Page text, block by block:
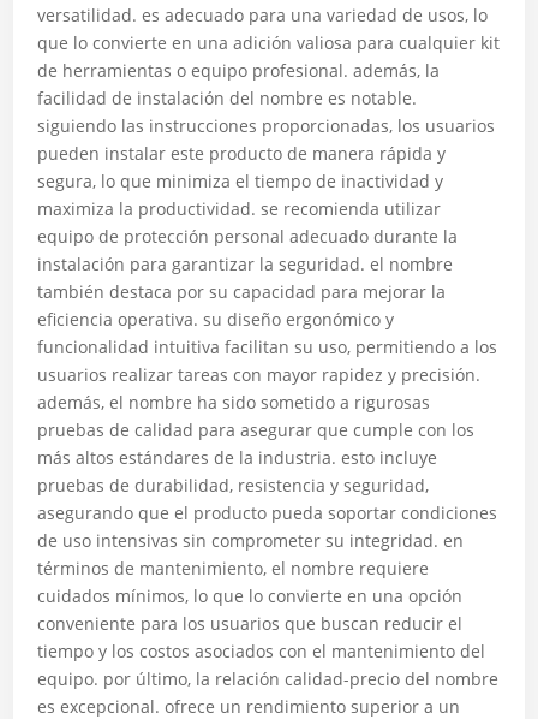
versatilidad. es adecuado para una variedad de usos, lo
que lo convierte en una adición valiosa para cualquier kit
de herramientas o equipo profesional. además, la
facilidad de instalación del nombre es notable.
siguiendo las instrucciones proporcionadas, los usuarios
pueden instalar este producto de manera rápida y
segura, lo que minimiza el tiempo de inactividad y
maximiza la productividad. se recomienda utilizar
equipo de protección personal adecuado durante la
instalación para garantizar la seguridad. el nombre
también destaca por su capacidad para mejorar la
eficiencia operativa. su diseño ergonómico y
funcionalidad intuitiva facilitan su uso, permitiendo a los
usuarios realizar tareas con mayor rapidez y precisión.
además, el nombre ha sido sometido a rigurosas
pruebas de calidad para asegurar que cumple con los
más altos estándares de la industria. esto incluye
pruebas de durabilidad, resistencia y seguridad,
asegurando que el producto pueda soportar condiciones
de uso intensivas sin comprometer su integridad. en
términos de mantenimiento, el nombre requiere
cuidados mínimos, lo que lo convierte en una opción
conveniente para los usuarios que buscan reducir el
tiempo y los costos asociados con el mantenimiento del
equipo. por último, la relación calidad-precio del nombre
es excepcional. ofrece un rendimiento superior a un